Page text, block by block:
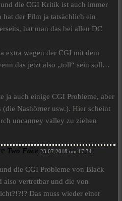
die CGI Kritik ist auch immer
hat der Film ja tatsächlich ein
hat man das bei allen DC
extra wegen der CGI mit dem
das jetzt also „toll“ sein soll…
ja auch einige CGI Probleme, aber
(die Nashörner usw.). Hier scheint
uncanney valley zu ziehen
Two Face 23.07.2018 um 17:34
die CGI Probleme von Black
also vertretbar und die von
Das muss wieder einer